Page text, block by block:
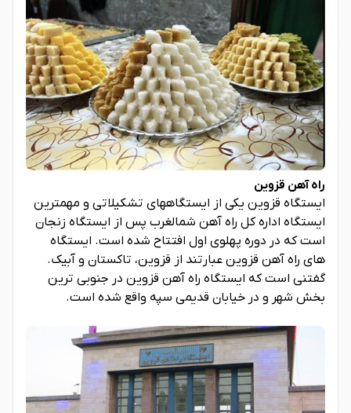
راه آهن قزوین
ایستگاه قزوین یکی از ایستگاههای تشکیلاتی و مهمترین
ایستگاه اداره کل راه آهن شمالغرب پس از ایستگاه زنجان
است که در دوره پهلوی اول افتتاح شده است. ایستگاه
های راه آهن قزوین عبارتند از قزوین، تاکستان و آبیک.
گفتنی است که ایستگاه راه آهن قزوین در جنوبی ترین
بخش شهر و در خیابان قدیمی سپه واقع شده است.